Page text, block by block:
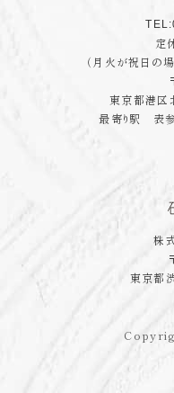
定
（月火が祝日の
東京都港区
最寄り駅 表
株
東京都